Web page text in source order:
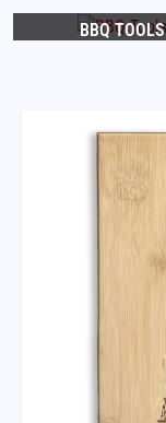
BBQ TOOLS